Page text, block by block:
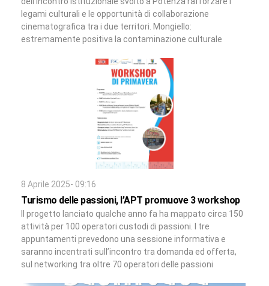
legami culturali e le opportunità di collaborazione
cinematografica tra i due territori. Mongiello:
estremamente positiva la contaminazione culturale
8 Aprile 2025- 09:16
Turismo delle passioni, l’APT promuove 3 workshop
Il progetto lanciato qualche anno fa ha mappato circa 150
attività per 100 operatori custodi di passioni. I tre
appuntamenti prevedono una sessione informativa e
saranno incentrati sull’incontro tra domanda ed offerta,
sul networking tra oltre 70 operatori delle passioni